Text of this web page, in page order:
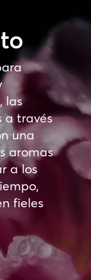
las
a través
una
aromas
a los
fieles